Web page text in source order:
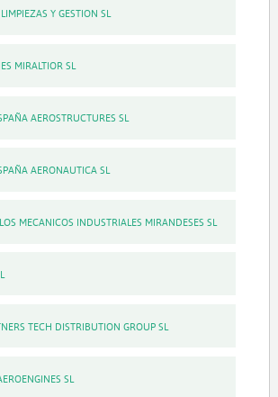
Y GESTION SL
MIRALTIOR SL
AEROSTRUCTURES SL
AERONAUTICA SL
MECANICOS INDUSTRIALES MIRANDESES SL
TECH DISTRIBUTION GROUP SL
SL